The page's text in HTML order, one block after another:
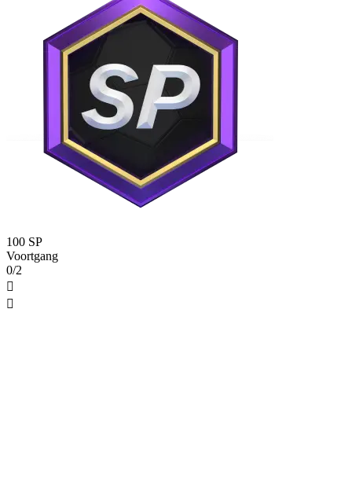
100 SP
Voortgang
0/2

